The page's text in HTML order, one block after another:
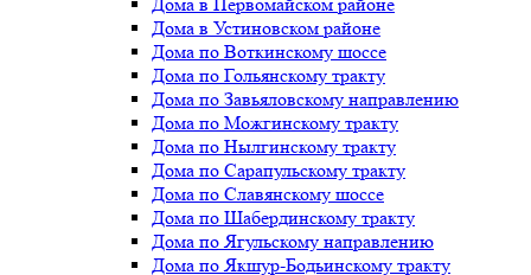
Дома в Устиновском районе
Дома по Воткинскому шоссе
Дома по Гольянскому тракту
Дома по Завьяловскому направлению
Дома по Можгинскому тракту
Дома по Нылгинскому тракту
Дома по Сарапульскому тракту
Дома по Славянскому шоссе
Дома по Шабердинскому тракту
Дома по Ягульскому направлению
Дома по Якшур-Бодьинскому тракту